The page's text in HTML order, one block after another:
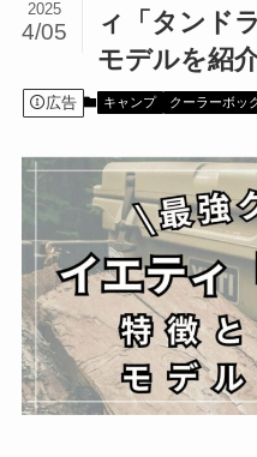
ィ「タンド
モデルを紹介
2025
4/05
広告 キャンプ クーラーボッ